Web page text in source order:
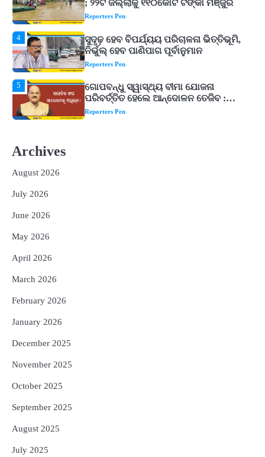
ନିର୍ଭୁଲ୍ ହେବ ପାଣିପାଗ ପୂର୍ବାନୁମାନ
Reporters Pen
5
ଗୋପବନ୍ଧୁ ସ୍ୱାସ୍ଥ୍ୟ ବୀମା ଯୋଜନା
ପରିବର୍ତ୍ତିତ ହେଲେ ଆନ୍ଦୋଳନ ତେଜିବ :
ଉତ୍କଳ ସାମ୍ବାଦିକ ସଂଘ
Reporters Pen
1
Shiva Mantras Sawan 2026: ଶ୍ରାବଣରେ
ନିୟମିତ ଜପ କରନ୍ତୁ ଭଗବାନ ଶିବଙ୍କ ଏହି
୩ଟି ଶକ୍ତିଶାଳୀ ମନ୍ତ୍ର, ଦୂର ହୋଇପାରେ
ଆର୍ଥିକ ସଙ୍କଟ
Reporters Pen
5
Archives
August 2026
July 2026
June 2026
May 2026
April 2026
March 2026
February 2026
January 2026
December 2025
November 2025
October 2025
September 2025
August 2025
July 2025